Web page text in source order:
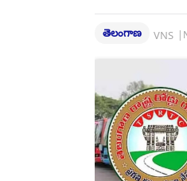
తెలంగాణ VNS |